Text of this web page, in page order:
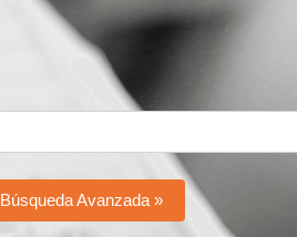
Búsqueda Avanzada »